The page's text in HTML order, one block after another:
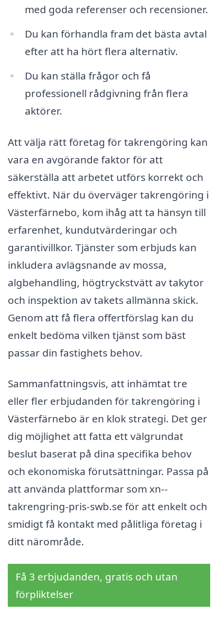
med goda referenser och recensioner.
Du kan förhandla fram det bästa avtal
efter att ha hört flera alternativ.
Du kan ställa frågor och få
professionell rådgivning från flera
aktörer.
Att välja rätt företag för takrengöring kan
vara en avgörande faktor för att
säkerställa att arbetet utförs korrekt och
effektivt. När du överväger takrengöring i
Västerfärnebo, kom ihåg att ta hänsyn till
erfarenhet, kundutvärderingar och
garantivillkor. Tjänster som erbjuds kan
inkludera avlägsnande av mossa,
algbehandling, högtryckstvätt av takytor
och inspektion av takets allmänna skick.
Genom att få flera offertförslag kan du
enkelt bedöma vilken tjänst som bäst
passar din fastighets behov.
Sammanfattningsvis, att inhämtat tre
eller fler erbjudanden för takrengöring i
Västerfärnebo är en klok strategi. Det ger
dig möjlighet att fatta ett välgrundat
beslut baserat på dina specifika behov
och ekonomiska förutsättningar. Passa på
att använda plattformar som xn--
takrengring-pris-swb.se för att enkelt och
smidigt få kontakt med pålitliga företag i
ditt närområde.
Få 3 erbjudanden, gratis och utan
förpliktelser